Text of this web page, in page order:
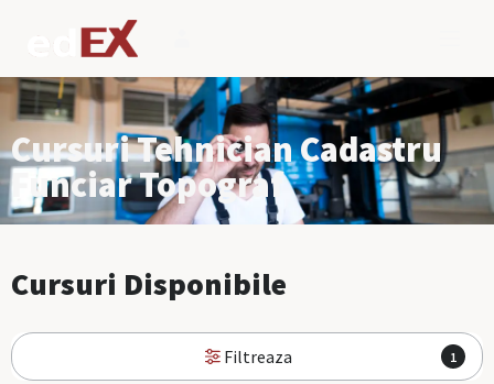
Cursuri Tehnician Cadastru
Funciar Topograf
Cursuri Disponibile
Filtreaza 1